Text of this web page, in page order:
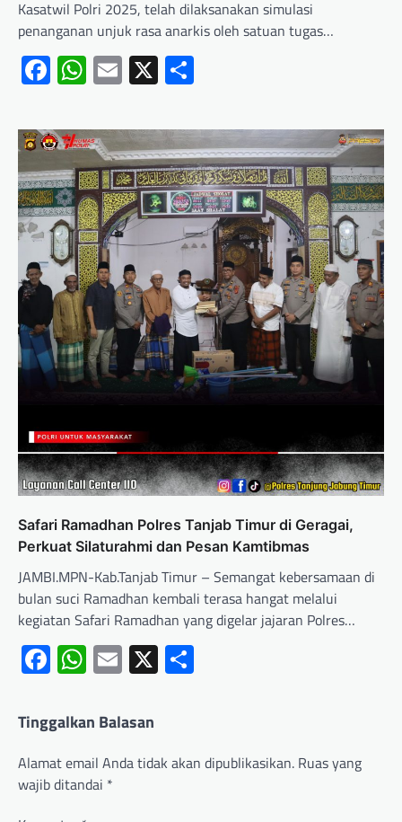
Kasatwil Polri 2025, telah dilaksanakan simulasi
penanganan unjuk rasa anarkis oleh satuan tugas…
Facebook
WhatsApp
Email
X
Safari Ramadhan Polres Tanjab Timur di Geragai,
Perkuat Silaturahmi dan Pesan Kamtibmas
JAMBI.MPN-Kab.Tanjab Timur – Semangat kebersamaan di
bulan suci Ramadhan kembali terasa hangat melalui
kegiatan Safari Ramadhan yang digelar jajaran Polres…
Facebook
WhatsApp
Email
X
Tinggalkan Balasan
Alamat email Anda tidak akan dipublikasikan. Ruas yang
wajib ditandai *